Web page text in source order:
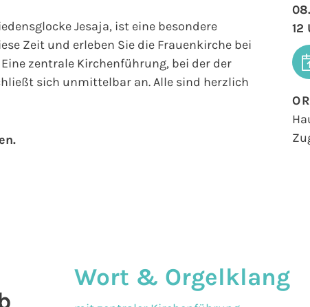
Jesaja, ist eine besondere
Zeit und erleben Sie die Frauenkirche bei
zentrale Kirchenführung, bei der der
sich unmittelbar an. Alle sind herzlich
12
Wort & Orgelklang